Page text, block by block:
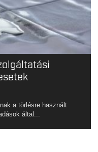
a törlésre használt
által...